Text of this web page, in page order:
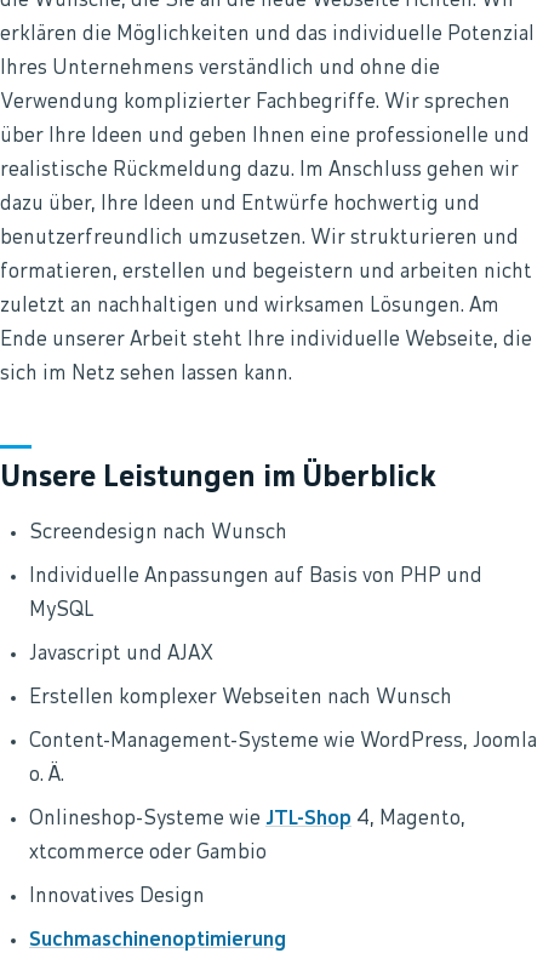
erklären die Möglichkeiten und das individuelle Potenzial
Ihres Unternehmens verständlich und ohne die
Verwendung komplizierter Fachbegriffe. Wir sprechen
über Ihre Ideen und geben Ihnen eine professionelle und
realistische Rückmeldung dazu. Im Anschluss gehen wir
dazu über, Ihre Ideen und Entwürfe hochwertig und
benutzerfreundlich umzusetzen. Wir strukturieren und
formatieren, erstellen und begeistern und arbeiten nicht
zuletzt an nachhaltigen und wirksamen Lösungen. Am
Ende unserer Arbeit steht Ihre individuelle Webseite, die
sich im Netz sehen lassen kann.
Unsere Leistungen im Überblick
Screendesign nach Wunsch
Individuelle Anpassungen auf Basis von PHP und
MySQL
Javascript und AJAX
Erstellen komplexer Webseiten nach Wunsch
Content-Management-Systeme wie WordPress, Joomla
o. Ä.
Onlineshop-Systeme wie JTL-Shop 4, Magento,
xtcommerce oder Gambio
Innovatives Design
Suchmaschinenoptimierung